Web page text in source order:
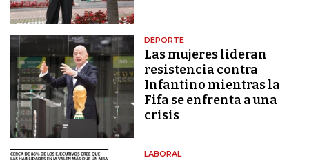
DEPORTE
Las mujeres lideran
resistencia contra
Infantino mientras la
Fifa se enfrenta a una
crisis
LABORAL